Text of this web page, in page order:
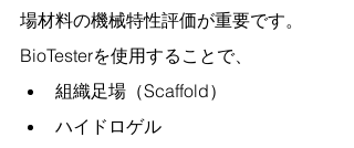
場材料の機械特性評価が重要です。
BioTesterを使用することで、
組織足場（Scaffold）
ハイドロゲル